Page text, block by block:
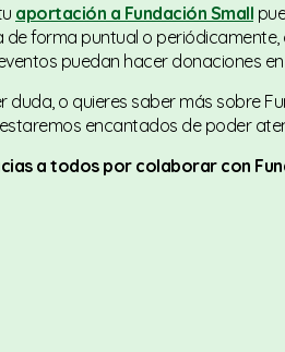
aportación a Fundación Small
de forma puntual o
puedan hacer donaciones
duda, o quieres saber más sobre
encantados de poder
a todos por colaborar con